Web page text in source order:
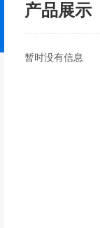
产品展示
暂时没有信息